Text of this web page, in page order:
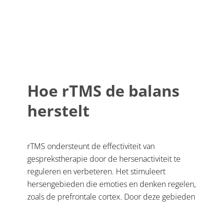
Hoe rTMS de balans
herstelt
rTMS ondersteunt de effectiviteit van
gesprekstherapie door de hersenactiviteit te
reguleren en verbeteren. Het stimuleert
hersengebieden die emoties en denken regelen,
zoals de prefrontale cortex. Door deze gebieden